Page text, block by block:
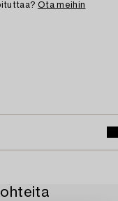
Ota meihin